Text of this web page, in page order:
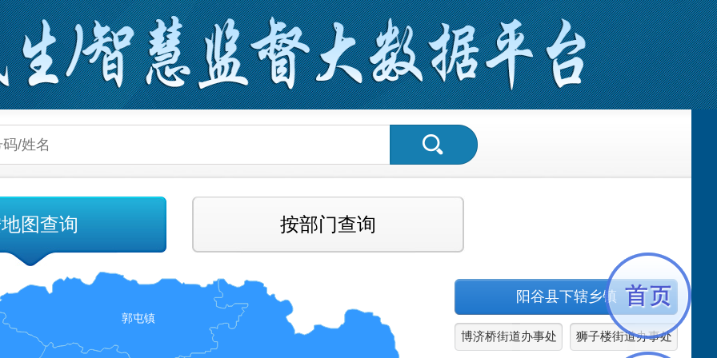
图查询 按部门查询
郭屯镇
阳谷县下辖乡镇
博济桥街道办事处 狮子楼街道办事处